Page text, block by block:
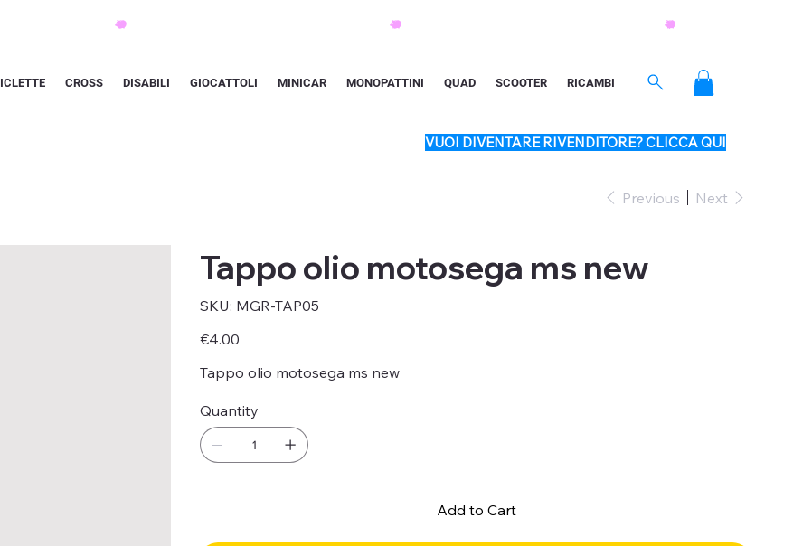
CROSS DISABILI GIOCATTOLI MINICAR MONOPATTINI QUAD SCOOTER RICAMBI
VUOI DIVENTARE RIVENDITORE? CLICCA QUI
Previous Next
Tappo olio motosega ms new
SKU: SKU
MGR-
MGR-TAP05
Price
€4.00
Tappo olio motosega ms new
Quantity
Add to Cart